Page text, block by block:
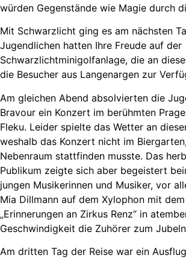
würden Gegenstände wie Magie durch
Mit Schwarzlicht ging es am nächsten
Jugendlichen hatten Ihre Freude auf der
Schwarzlichtminigolfanlage, die an
die Besucher aus Langenargen zur
Am gleichen Abend absolvierten die
Bravour ein Konzert im berühmten
Fleku. Leider spielte das Wetter an
weshalb das Konzert nicht im
Nebenraum stattfinden musste. Das
Publikum zeigte sich aber begeistert
jungen Musikerinnen und Musiker, vor
Mia Dillmann auf dem Xylophon mit
„Erinnerungen an Zirkus Renz“ in
Geschwindigkeit die Zuhörer zum
Am dritten Tag der Reise war ein